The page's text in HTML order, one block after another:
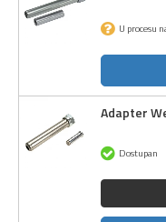
U procesu
Adapter
Dostupan